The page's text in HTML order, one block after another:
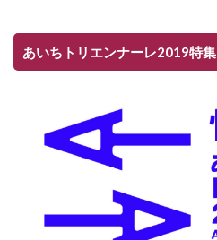
あいちトリエンナーレ2019特集